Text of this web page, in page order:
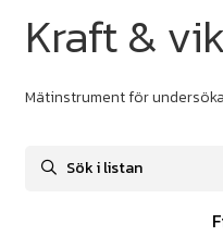
Kraft &
Mätinstrument för